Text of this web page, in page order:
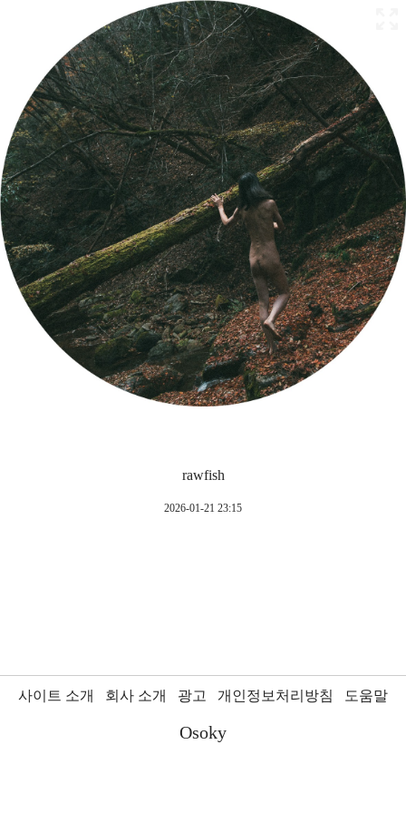
rawfish
2026-01-21 23:15
사이트 소개 회사 소개 광고 개인정보처리방침 도움말
Osoky